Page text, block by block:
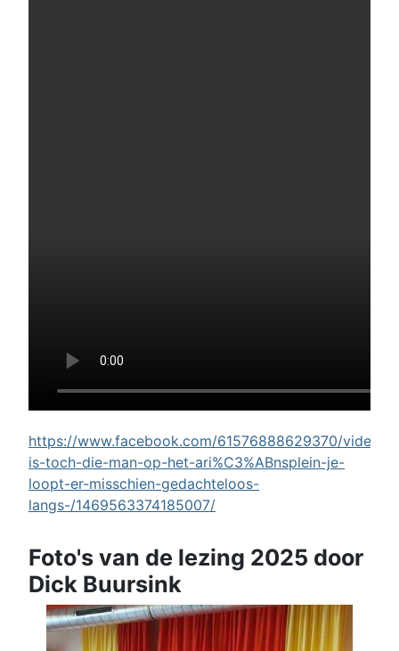
https://www.facebook.com/61576888629370/videos/
is-toch-die-man-op-het-ari%C3%ABnsplein-je-
loopt-er-misschien-gedachteloos-
langs-/1469563374185007/
Foto's van de lezing 2025 door
Dick Buursink